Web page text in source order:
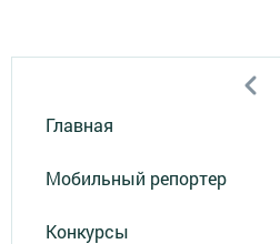
Главная
Мобильный репортер
Конкурсы